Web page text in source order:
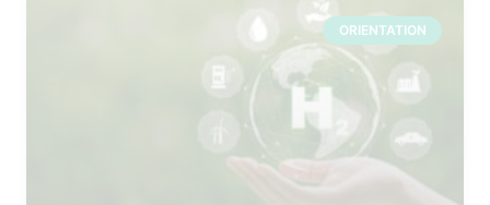
ORIENTATION